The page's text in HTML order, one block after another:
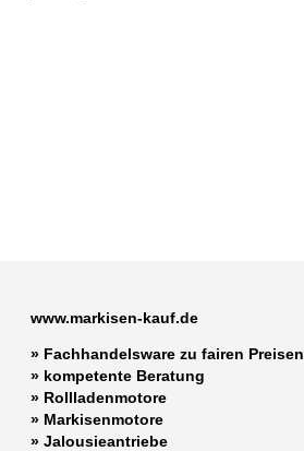
www.markisen-kauf.de
» Fachhandelsware zu fairen Preisen
» kompetente Beratung
» Rollladenmotore
» Markisenmotore
»Jalousieantriebe